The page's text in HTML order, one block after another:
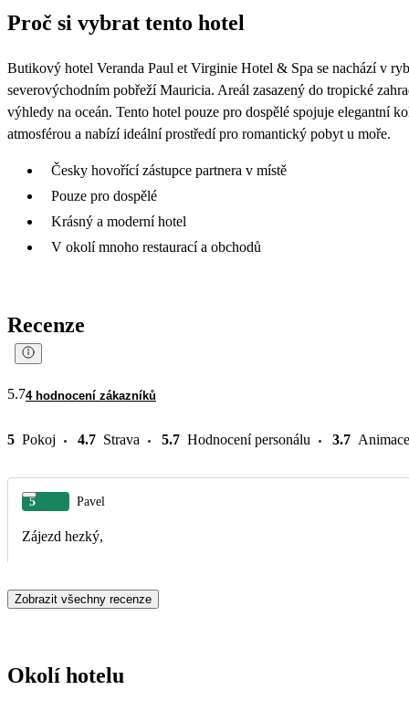
Proč si vybrat tento hotel
Butikový hotel Veranda Paul et Virginie Hotel & Spa se nachází v
severovýchodním pobřeží Mauricia. Areál zasazený do tropické
výhledy na oceán. Tento hotel pouze pro dospělé spojuje elegantní
atmosférou a nabízí ideální prostředí pro romantický pobyt u moře.
Česky hovořící zástupce partnera v místě
Pouze pro dospělé
Krásný a moderní hotel
V okolí mnoho restaurací a obchodů
Recenze
5.74 hodnocení zákazníků
5 Pokoj 4.7 Strava 5.7 Hodnocení personálu 3.7 Animace
5 Pavel
Zájezd hezký,
Zobrazit všechny recenze
Okolí hotelu